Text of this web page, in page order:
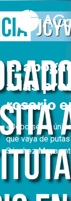
El
a las
rosario
«Debo ser el
que vaya de
Sánchez Meya